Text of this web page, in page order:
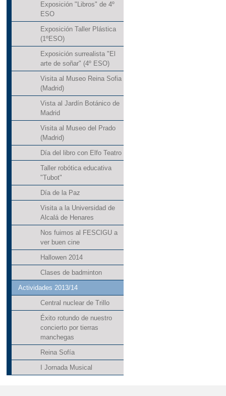
Exposición "Libros" de 4º
ESO
Exposición Taller Plástica
(1ºESO)
Exposición surrealista "El
arte de soñar" (4º ESO)
Visita al Museo Reina Sofia
(Madrid)
Vista al Jardín Botánico de
Madrid
Visita al Museo del Prado
(Madrid)
Día del libro con Elfo Teatro
Taller robótica educativa
"Tubot"
Día de la Paz
Visita a la Universidad de
Alcalá de Henares
Nos fuimos al FESCIGU a
ver buen cine
Hallowen 2014
Clases de badminton
Actividades 2013/14
Central nuclear de Trillo
Éxito rotundo de nuestro
concierto por tierras
manchegas
Reina Sofía
I Jornada Musical